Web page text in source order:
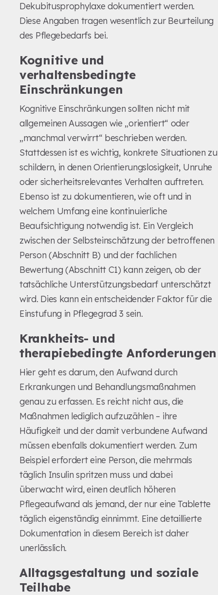
Dekubitusprophylaxe dokumentiert werden.
Diese Angaben tragen wesentlich zur Beurteilung
des Pflegebedarfs bei.
Kognitive und
verhaltensbedingte
Einschränkungen
Kognitive Einschränkungen sollten nicht mit
allgemeinen Aussagen wie „orientiert“ oder
„manchmal verwirrt“ beschrieben werden.
Stattdessen ist es wichtig, konkrete Situationen zu
schildern, in denen Orientierungslosigkeit, Unruhe
oder sicherheitsrelevantes Verhalten auftreten.
Ebenso ist zu dokumentieren, wie oft und in
welchem Umfang eine kontinuierliche
Beaufsichtigung notwendig ist. Ein Vergleich
zwischen der Selbsteinschätzung der betroffenen
Person (Abschnitt B) und der fachlichen
Bewertung (Abschnitt C1) kann zeigen, ob der
tatsächliche Unterstützungsbedarf unterschätzt
wird. Dies kann ein entscheidender Faktor für die
Einstufung in Pflegegrad 3 sein.
Krankheits- und
therapiebedingte Anforderungen
Hier geht es darum, den Aufwand durch
Erkrankungen und Behandlungsmaßnahmen
genau zu erfassen. Es reicht nicht aus, die
Maßnahmen lediglich aufzuzählen – ihre
Häufigkeit und der damit verbundene Aufwand
müssen ebenfalls dokumentiert werden. Zum
Beispiel erfordert eine Person, die mehrmals
täglich Insulin spritzen muss und dabei
überwacht wird, einen deutlich höheren
Pflegeaufwand als jemand, der nur eine Tablette
täglich eigenständig einnimmt. Eine detaillierte
Dokumentation in diesem Bereich ist daher
unerlässlich.
Alltagsgestaltung und soziale
Teilhabe